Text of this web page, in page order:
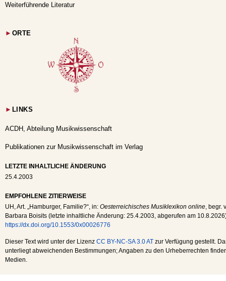
Weiterführende Literatur
► ORTE
► LINKS
ACDH, Abteilung Musikwissenschaft
Publikationen zur Musikwissenschaft im Verlag
LETZTE INHALTLICHE ÄNDERUNG
25.4.2003
EMPFOHLENE ZITIERWEISE
UH , Art. „Hamburger, Familie?“, in: Oesterreichisches Musiklexikon online ,
Barbara Boisits (letzte inhaltliche Änderung: 25.4.2003 , abgerufen am 10.8.2026
https://dx.doi.org/10.1553/0x00026776
Dieser Text wird unter der Lizenz CC BY-NC-SA 3.0 AT zur Verfügung gestellt.
unterliegt abweichenden Bestimmungen; Angaben zu den Urheberrechten
Medien.